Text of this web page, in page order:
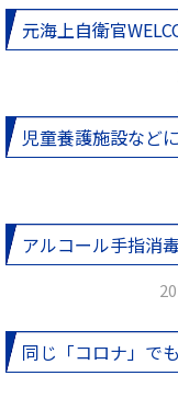
元海上自衛官
児童養護施設など
アルコール手指消
同じ「コロナ」で